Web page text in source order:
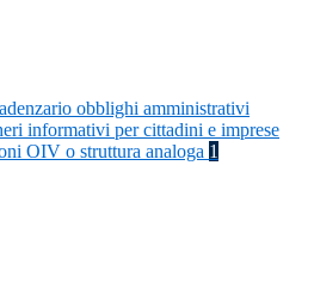
obblighi amministrativi
informativi per cittadini e imprese
OIV o struttura analoga 1